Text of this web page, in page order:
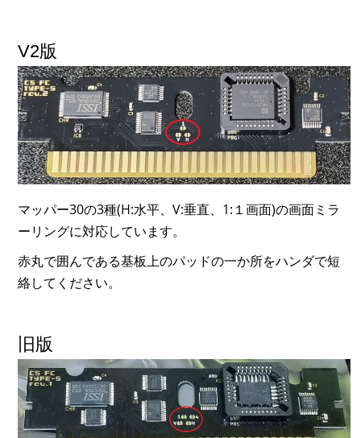
V2版
マッパー30の3種(H:水平、V:垂直、1:１画面)の画面ミラ
ーリングに対応しています。
赤丸で囲んである基板上のパッドの一か所をハンダで短
絡してください。
旧版